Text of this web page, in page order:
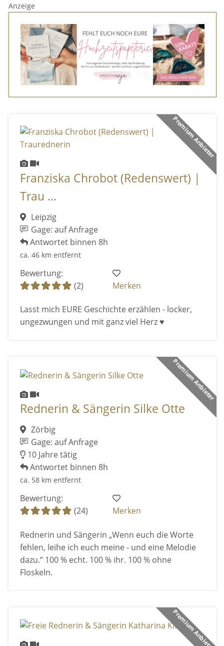
Anzeige
Premium Anbieter
Franziska Chrobot (Redenswert) |
Trau ...
Leipzig
Gage: auf Anfrage
Antwortet binnen 8h
ca. 46 km entfernt
Bewertung:
(2)
Merken
Lasst mich EURE Geschichte erzählen - locker,
ungezwungen und mit ganz viel Herz ♥
Premium Anbieter
Rednerin & Sängerin Silke Otte
Zörbig
Gage: auf Anfrage
10 Jahre tätig
Antwortet binnen 8h
ca. 58 km entfernt
Bewertung:
(24)
Merken
Rednerin und Sängerin „Wenn euch die Worte
fehlen, leihe ich euch meine - und eine Melodie
dazu.“ 100 % echt. 100 % ihr. 100 % ohne
Floskeln.
Premium Anbieter